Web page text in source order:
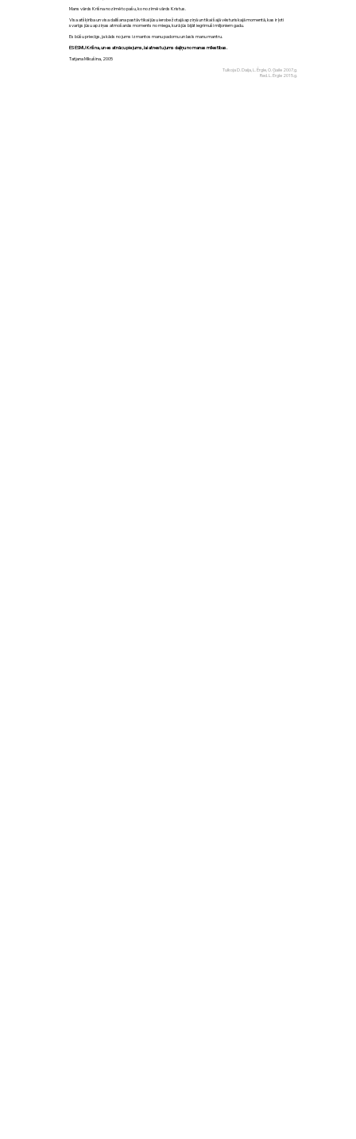
Mans vārds Krišna nozīmē to pašu, ko nozīmē vārds Kristus.
Visa atšķirība un visa dalīšana pastāv tikai jūsu ierobežotajā apziņā un tikai šajā vēsturiskajā momentā, kas ir ļoti
svarīgs jūsu apziņas atmošanās moments no miega, kurā jūs bijāt iegrimuši miljoniem gadu.
Es būšu priecīgs, ja kāds no jums izmantos manu padomu un lasīs manu mantru.
ES ESMU Krišna, un es atnācu pie jums, lai atnestu jums daļiņu no manas mīlestības.
Tatjana Mikušina, 2005
Tulkoja D. Daija, L. Ērgle, O. Gaile 2007.g.
Red. L. Ērgle 2015.g.